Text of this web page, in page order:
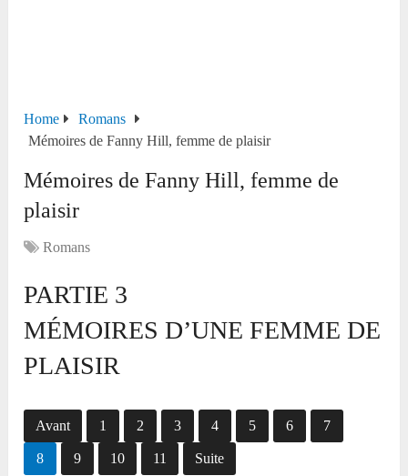
Home
Romans
Mémoires de Fanny Hill, femme de plaisir
Mémoires de Fanny Hill, femme de
plaisir
Romans
PARTIE 3
MÉMOIRES D’UNE FEMME DE
PLAISIR
Avant 1 2 3 4 5 6 7
8 9 10 11 Suite